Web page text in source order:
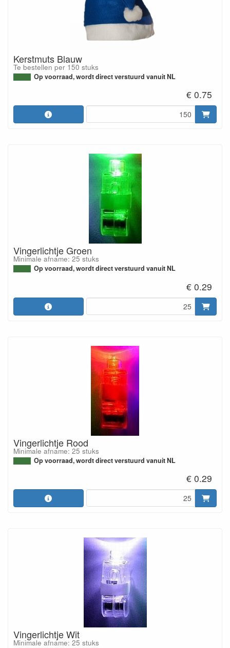
Kerstmuts Blauw
Te bestellen per 150 stuks
Op voorraad, wordt direct verstuurd vanuit NL
€ 0.75
Vingerlichtje Groen
Minimale afname: 25 stuks
Op voorraad, wordt direct verstuurd vanuit NL
€ 0.29
Vingerlichtje Rood
Minimale afname: 25 stuks
Op voorraad, wordt direct verstuurd vanuit NL
€ 0.29
Vingerlichtje Wit
Minimale afname: 25 stuks